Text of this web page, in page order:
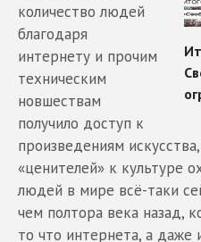
количество людей
благодаря
интернету и прочим
техническим
новшествам
получило доступ к
произведениям
«ценителей» к культуре
людей в мире всё-таки
чем полтора века назад,
то что интернета, а даже